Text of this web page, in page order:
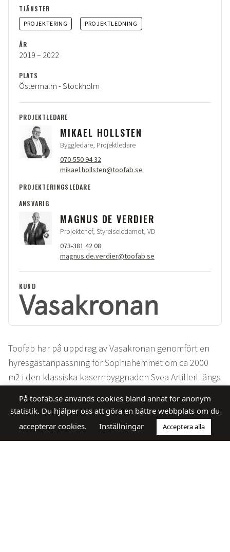
TJÄNSTER
PROJEKTERING PROJEKTLEDNING
ÅR
2019 – 2022
PLATS
Östermalm - Stockholm
PROJEKTLEDARE
MIKAEL HOLLSTEN
Byggledare, Projektledare
070-550 94 32
mikael.hollsten@toofab.se
PROJEKTERINGSLEDARE
ANSVARIG
MAGNUS DE VERDIER
Projektchef, Styrelseledamot, VD
073-381 42 08
magnus.de.verdier@toofab.se
KUND
Toofab har på uppdrag av Vasakronan genomfört en
hyresgästanpassning för Sophiahemmet om ca 2000
m2 i den klassiska kasernbyggnaden Svea Artilleri längs
projekteringsledning, upphandling, byggledning och
ekonomiuppföljning. Projektet upphandlades som en
utförandeentreprenad, vilket var ett nära samarbete
På toofab.se används cookies bland annat för anonym
statistik. Du hjälper oss att göra en bättre webbplats om du
accepterar cookies.
Inställningar Acceptera alla